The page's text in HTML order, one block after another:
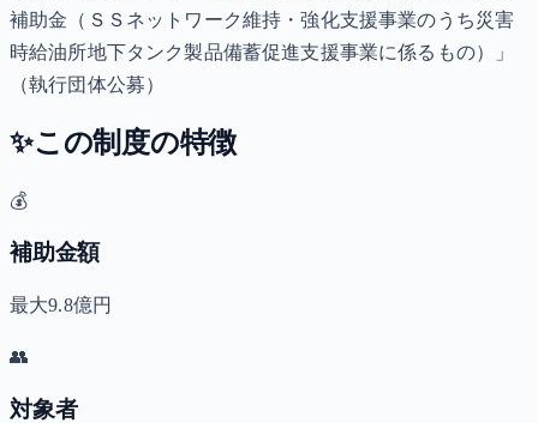
補助金（ＳＳネットワーク維持・強化支援事業のうち災害
時給油所地下タンク製品備蓄促進支援事業に係るもの）」
（執行団体公募）
✨この制度の特徴
💰
補助金額
最大9.8億円
👥
対象者